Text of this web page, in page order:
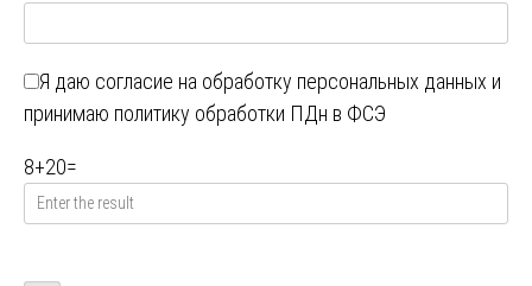
Я даю согласие на обработку персональных данных и
принимаю политику обработки ПДн в ФСЭ
8+20=